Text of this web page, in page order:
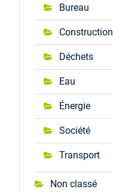
Bureau
Construction
Déchets
Eau
Énergie
Société
Transport
Non classé